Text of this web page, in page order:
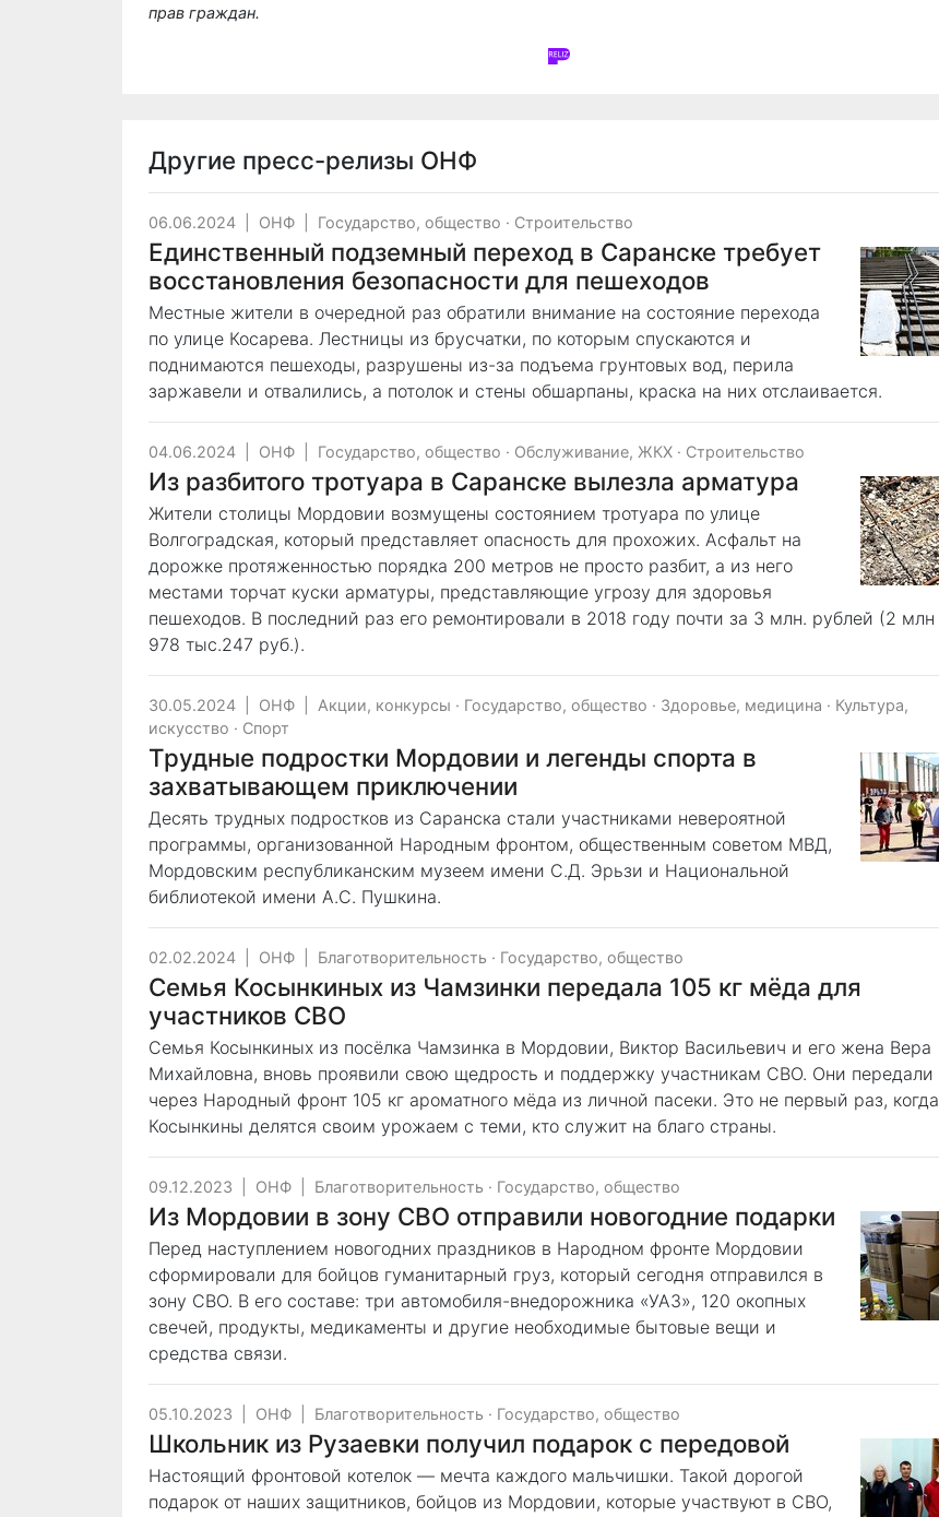
прав граждан.
Другие пресс-релизы ОНФ
06.06.2024 ОНФ Государство, общество · Строительство
Единственный подземный переход в Саранске требует
восстановления безопасности для пешеходов
Местные жители в очередной раз обратили внимание на состояние перехода
по улице Косарева. Лестницы из брусчатки, по которым спускаются и
поднимаются пешеходы, разрушены из-за подъема грунтовых вод, перила
заржавели и отвалились, а потолок и стены обшарпаны, краска на них отслаивается.
04.06.2024 ОНФ Государство, общество · Обслуживание, ЖКХ · Строительство
Из разбитого тротуара в Саранске вылезла арматура
Жители столицы Мордовии возмущены состоянием тротуара по улице
Волгоградская, который представляет опасность для прохожих. Асфальт на
дорожке протяженностью порядка 200 метров не просто разбит, а из него
местами торчат куски арматуры, представляющие угрозу для здоровья
пешеходов. В последний раз его ремонтировали в 2018 году почти за 3 млн. рублей (2 млн
978 тыс.247 руб.).
30.05.2024 ОНФ Акции, конкурсы · Государство, общество · Здоровье, медицина · Культура,
искусство · Спорт
Трудные подростки Мордовии и легенды спорта в
захватывающем приключении
Десять трудных подростков из Саранска стали участниками невероятной
программы, организованной Народным фронтом, общественным советом МВД,
Мордовским республиканским музеем имени С.Д. Эрьзи и Национальной
библиотекой имени А.С. Пушкина.
02.02.2024 ОНФ Благотворительность · Государство, общество
Семья Косынкиных из Чамзинки передала 105 кг мёда для
участников СВО
Семья Косынкиных из посёлка Чамзинка в Мордовии, Виктор Васильевич и его жена Вера
Михайловна, вновь проявили свою щедрость и поддержку участникам СВО. Они передали
через Народный фронт 105 кг ароматного мёда из личной пасеки. Это не первый раз, когда
Косынкины делятся своим урожаем с теми, кто служит на благо страны.
09.12.2023 ОНФ Благотворительность · Государство, общество
Из Мордовии в зону СВО отправили новогодние подарки
Перед наступлением новогодних праздников в Народном фронте Мордовии
сформировали для бойцов гуманитарный груз, который сегодня отправился в
зону СВО. В его составе: три автомобиля-внедорожника «УАЗ», 120 окопных
свечей, продукты, медикаменты и другие необходимые бытовые вещи и
средства связи.
05.10.2023 ОНФ Благотворительность · Государство, общество
Школьник из Рузаевки получил подарок с передовой
Настоящий фронтовой котелок — мечта каждого мальчишки. Такой дорогой
подарок от наших защитников, бойцов из Мордовии, которые участвуют в СВО,